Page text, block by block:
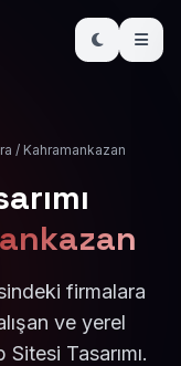
/ Kahramankazan
firmalara
ve yerel
Tasarımı.